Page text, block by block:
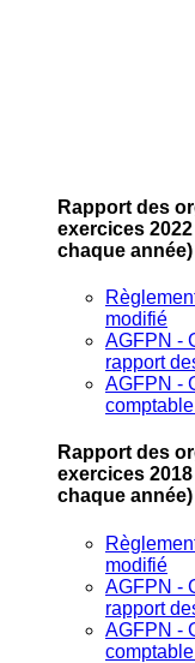
Rapport des
exercices 2022
chaque année)
modifié
AGFPN ‐
rapport
AGFPN ‐
Rapport des
exercices 2018
chaque année)
modifié
AGFPN ‐
rapport
AGFPN ‐